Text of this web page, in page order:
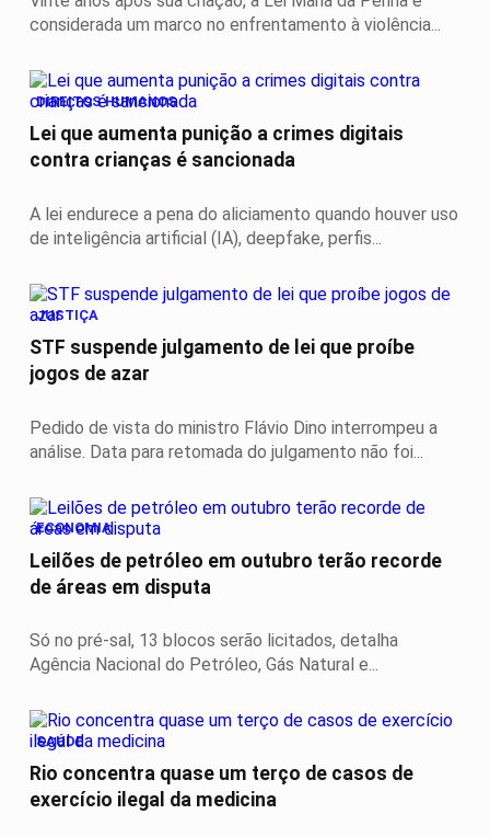
considerada um marco no enfrentamento à violência...
DIREITOS HUMANOS
Lei que aumenta punição a crimes digitais
contra crianças é sancionada
A lei endurece a pena do aliciamento quando houver uso
de inteligência artificial (IA), deepfake, perfis...
JUSTIÇA
STF suspende julgamento de lei que proíbe
jogos de azar
Pedido de vista do ministro Flávio Dino interrompeu a
análise. Data para retomada do julgamento não foi...
ECONOMIA
Leilões de petróleo em outubro terão recorde
de áreas em disputa
Só no pré-sal, 13 blocos serão licitados, detalha
Agência Nacional do Petróleo, Gás Natural e...
SAÚDE
Rio concentra quase um terço de casos de
exercício ilegal da medicina